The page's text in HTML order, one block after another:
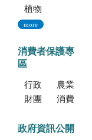
植物組織培養
more
消費者保護專
區
行政院消費者保護會
農業部消費者保護專區
財團法人中華民國消費者文教基金會
消費者保護法
政府資訊公開